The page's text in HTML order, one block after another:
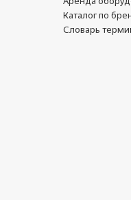
Каталог по
Словарь